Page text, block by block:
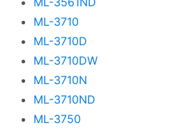
ML-3710
ML-3710D
ML-3710DW
ML-3710N
ML-3710ND
ML-3750